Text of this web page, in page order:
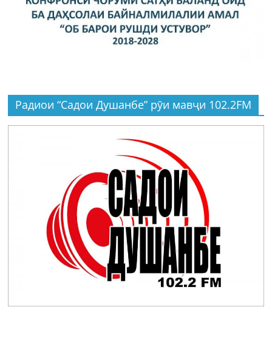
Радиои “Садои Душанбе” рӯи мавҷи 102.2FM